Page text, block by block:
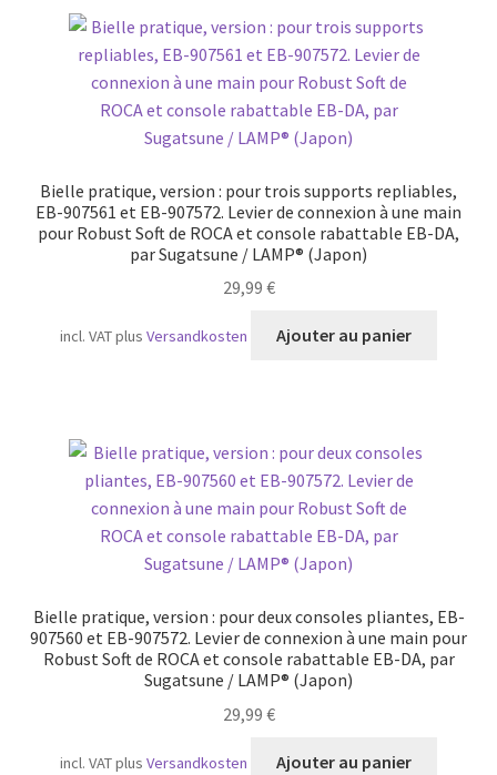
Bielle pratique, version : pour trois supports repliables,
EB-907561 et EB-907572. Levier de connexion à une main
pour Robust Soft de ROCA et console rabattable EB-DA,
par Sugatsune / LAMP® (Japon)
29,99 €
incl. VATplusVersandkosten Ajouter au panier
Bielle pratique, version : pour deux consoles pliantes, EB-
907560 et EB-907572. Levier de connexion à une main pour
Robust Soft de ROCA et console rabattable EB-DA, par
Sugatsune / LAMP® (Japon)
29,99 €
incl. VATplusVersandkosten Ajouter au panier